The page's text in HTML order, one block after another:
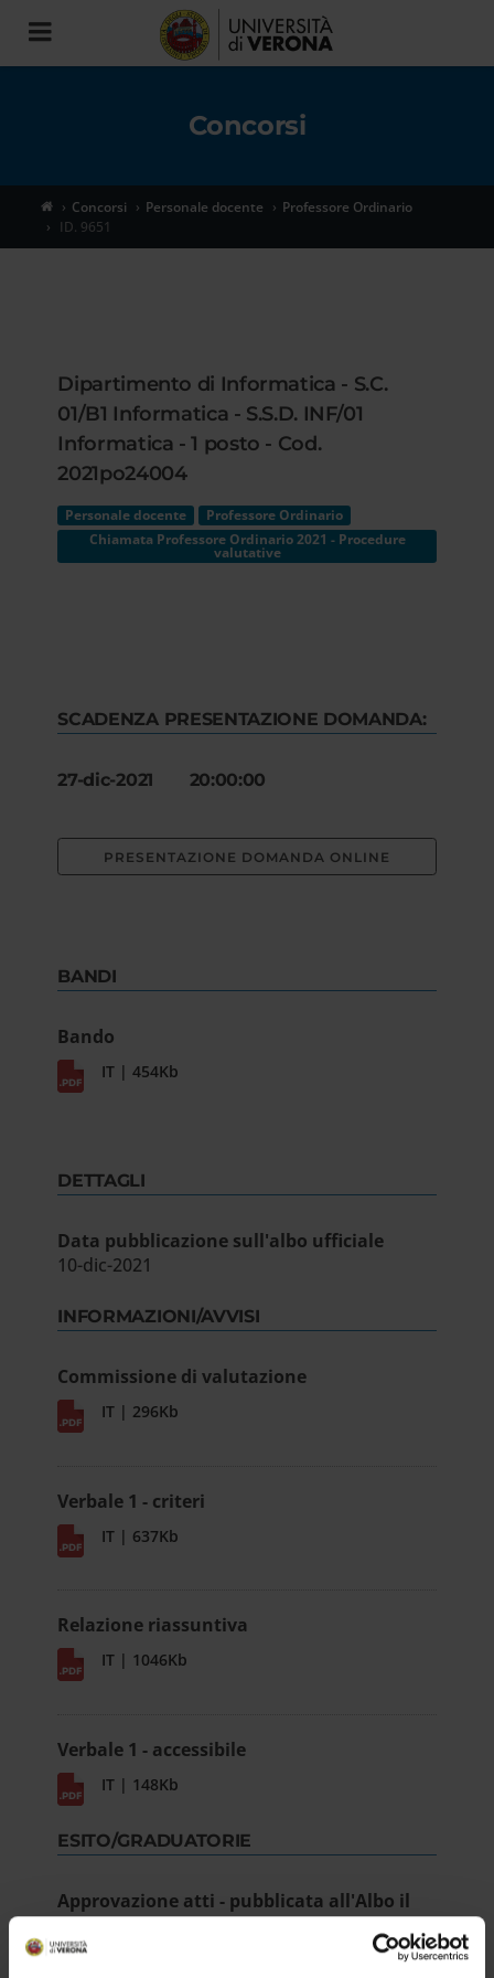
Toggle
navigation
Concorsi
Concorsi Personale docente
Professore Ordinario
ID. 9651
Dipartimento di Informatica - S.C.
01/B1 Informatica - S.S.D. INF/01
Informatica - 1 posto - Cod.
2021po24004
Personale docente
Professore Ordinario
Chiamata Professore Ordinario 2021 - Procedure
valutative
SCADENZA PRESENTAZIONE DOMANDA:
27-dic-2021 20:00:00
PRESENTAZIONE DOMANDA ONLINE
BANDI
Bando
IT | 454Kb
DETTAGLI
Data pubblicazione sull'albo ufficiale
10-dic-2021
INFORMAZIONI/AVVISI
Commissione di valutazione
IT | 296Kb
Verbale 1 - criteri
IT | 637Kb
Relazione riassuntiva
IT | 1046Kb
Verbale 1 - accessibile
IT | 148Kb
ESITO/GRADUATORIE
Approvazione atti - pubblicata all'Albo il
09/03/2022